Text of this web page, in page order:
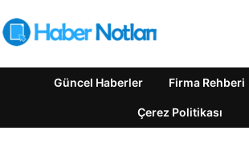
Güncel Haberler Firma Rehberi
Çerez Politikası